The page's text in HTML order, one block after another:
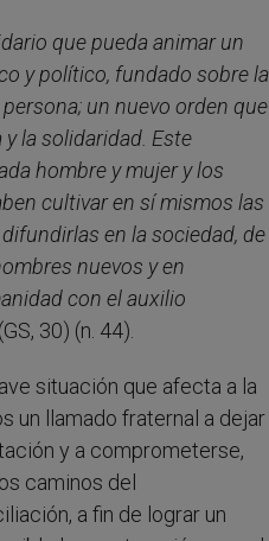
que pueda animar un
y político, fundado sobre la
un nuevo orden que
la solidaridad. Este
hombre y mujer y los
cultivar en sí mismos las
en la sociedad, de
nuevos y en
con el auxilio
(GS, 30) (n. 44).
situación que afecta a la
un llamado fraternal a dejar
y a comprometerse,
caminos del
a fin de lograr un